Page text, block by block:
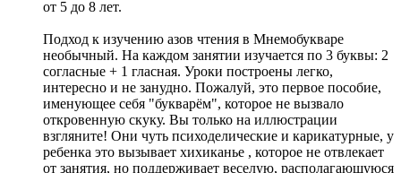
от 5 до 8 лет.
Подход к изучению азов чтения в Мнемобукваре
необычный. На каждом занятии изучается по 3 буквы: 2
согласные + 1 гласная. Уроки построены легко,
интересно и не занудно. Пожалуй, это первое пособие,
именующее себя "букварём", которое не вызвало
откровенную скуку. Вы только на иллюстрации
взгляните! Они чуть психоделические и карикатурные, у
ребенка это вызывает хихиканье , которое не отвлекает
от занятия, но поддерживает веселую, располагающуюся